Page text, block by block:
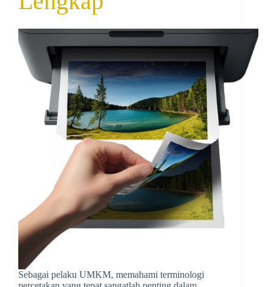
Sebagai pelaku UMKM, memahami terminologi